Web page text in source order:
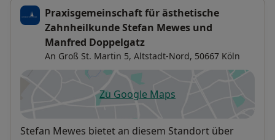
Praxisgemeinschaft für ästhetische
Zahnheilkunde Stefan Mewes und
Manfred Doppelgatz
An Groß St. Martin 5, Altstadt-Nord, 50667 Köln
Zu Google Mapsöffnet in einer neuen
Verfügbarkeit
Stefan Mewes bietet an diesem Standort über